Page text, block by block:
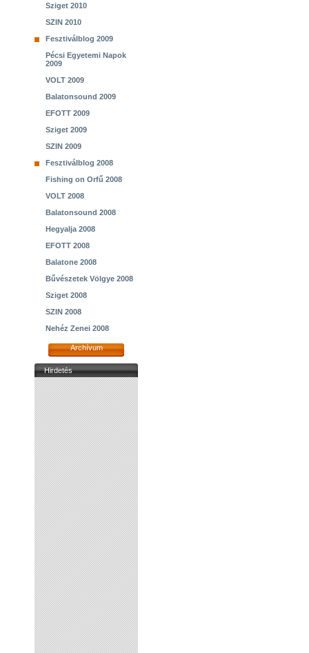
Sziget 2010
SZIN 2010
Fesztiválblog 2009
Pécsi Egyetemi Napok
2009
VOLT 2009
Balatonsound 2009
EFOTT 2009
Sziget 2009
SZIN 2009
Fesztiválblog 2008
Fishing on Orfű 2008
VOLT 2008
Balatonsound 2008
Hegyalja 2008
EFOTT 2008
Balatone 2008
Bűvészetek Völgye 2008
Sziget 2008
SZIN 2008
Nehéz Zenei 2008
Archívum
Hirdetés